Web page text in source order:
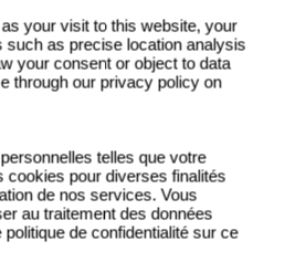
your visit to this website, your
as precise location analysis
your consent or object to data
through our privacy policy on
telles que votre
cookies pour diverses finalités
de nos services. Vous
au traitement des données
de confidentialité sur ce